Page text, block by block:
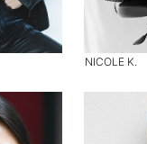
NICOLE K.